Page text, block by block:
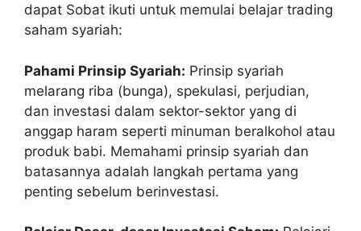
dapat Sobat ikuti untuk memulai belajar trading
saham syariah:
Pahami Prinsip Syariah: Prinsip syariah
melarang riba (bunga), spekulasi, perjudian,
dan investasi dalam sektor-sektor yang di
anggap haram seperti minuman beralkohol atau
produk babi. Memahami prinsip syariah dan
batasannya adalah langkah pertama yang
penting sebelum berinvestasi.